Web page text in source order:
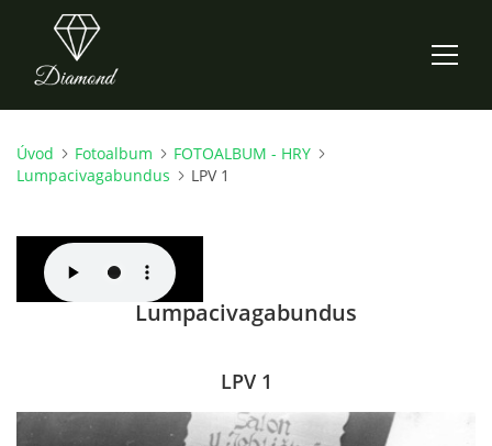
ÚVOD
O NÁS
CO NOVÉHO ZKOUŠÍME
Úvod Fotoalbum
FOTOALBUM - HRY
Lumpacivagabundus
LPV 1
Lumpacivagabundus
LPV 1